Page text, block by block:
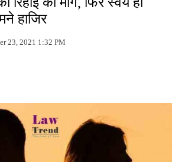
हाजिर
23, 2021 1:32 PM